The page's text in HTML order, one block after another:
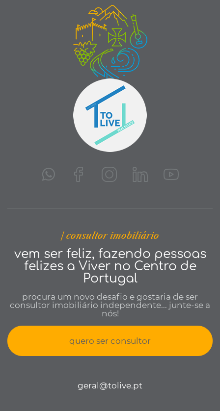
| consultor imobiliário
vem ser feliz, fazendo pessoas
felizes a Viver no Centro de
Portugal
procura um novo desafio e gostaria de ser
consultor imobiliário independente... junte-se a
nós!
quero ser consultor
geral@tolive.pt